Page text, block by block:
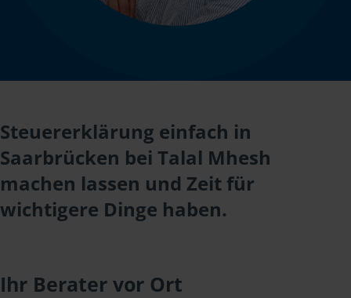
Steuererklärung einfach in
Saarbrücken bei Talal Mhesh
machen lassen und Zeit für
wichtigere Dinge haben.
Ihr Berater vor Ort